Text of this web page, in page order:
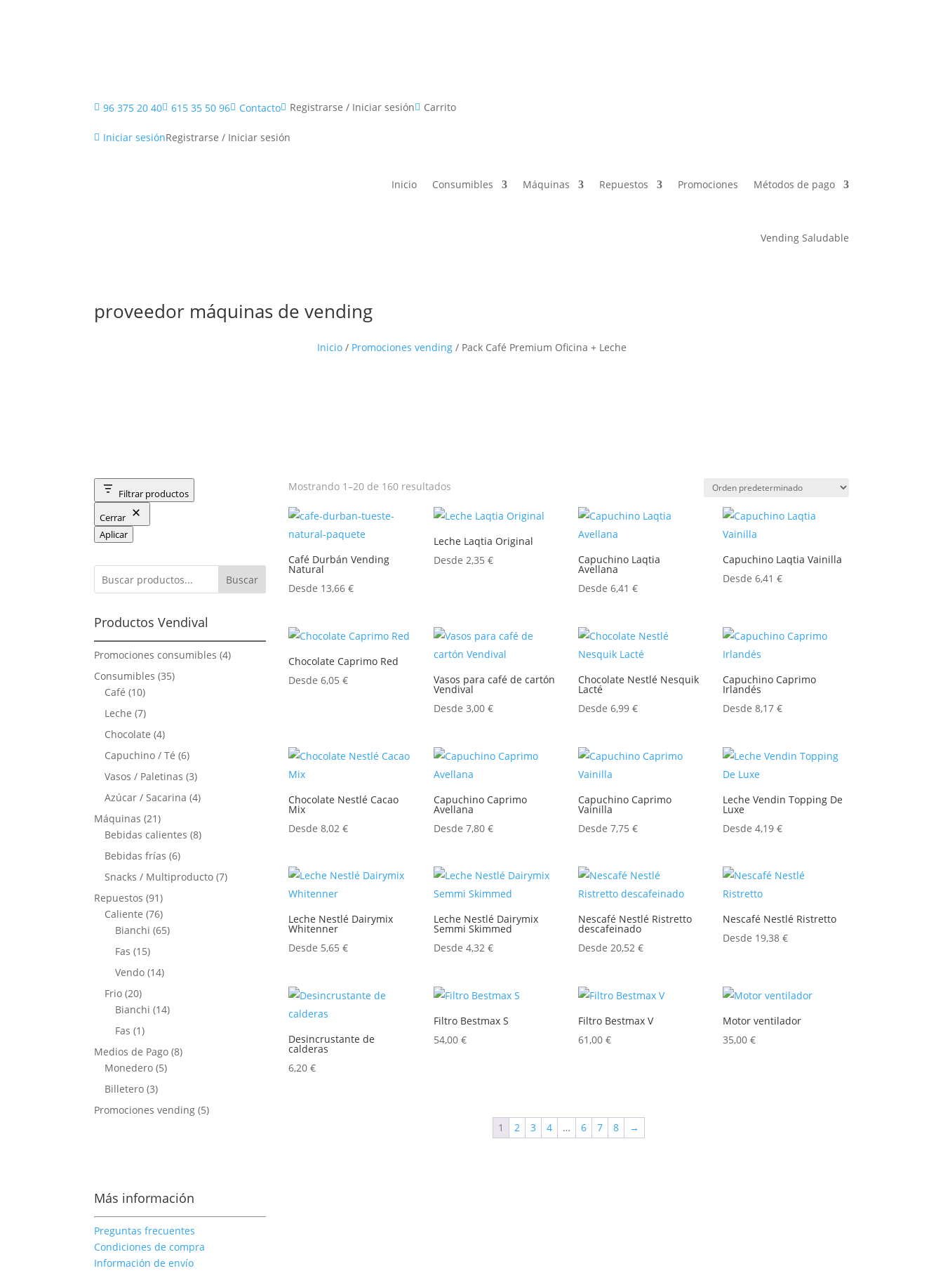
 96 375 20 40 615 35 50 96 Contacto Registrarse / Iniciar sesión  Carrito
 Iniciar sesiónRegistrarse / Iniciar sesión
Inicio Consumibles Máquinas Repuestos Promociones Métodos de pago
Vending Saludable
proveedor máquinas de vending
Inicio/ Promociones vending/ Pack Café Premium Oficina + Leche
Filtrar productos
Cerrar
Aplicar
Buscar
Productos Vendival
Promociones consumibles 44
Consumibles 3535
Café 1010
productos
Leche 77
productos
Chocolate 44
productos
Capuchino / Té 66
productos
Vasos / Paletinas 33
productos
Azúcar / Sacarina 44
Máquinas 2121
productos
Bebidas calientes 88
Bebidas frías 66
productos
Snacks / Multiproducto 77
Repuestos 9191
productos
Caliente 7676
productos
Bianchi 6565
Fas 1515
productos
Vendo 1414
Frio 2020
productos
Bianchi 1414
Fas 11
producto
Medios de Pago 88
Monedero 55
Billetero 33
productos
Promociones vending 55
Más información
Preguntas frecuentes
Condiciones de compra
Información de envío
Mostrando 1–20 de 160 resultados
Café Durbán Vending
Natural
Desde 13,66€
Leche Laqtia Original
Desde 2,35 € Capuchino Laqtia
Avellana
Desde 6,41 €
Capuchino Laqtia Vainilla
Desde6,41€
Chocolate Caprimo Red
Desde6,05€ Vasos para café de cartón
Vendival
Desde 3,00 €
Chocolate Nestlé Nesquik
Lacté
Desde 6,99 €
Capuchino Caprimo
Irlandés
Desde8,17€
Chocolate Nestlé Cacao
Mix
Desde8,02€
Capuchino Caprimo
Avellana
Desde 7,80 €
Capuchino Caprimo
Vainilla
Desde 7,75 €
Leche Vendin Topping De
Luxe
Desde4,19€
Leche Nestlé Dairymix
Whitenner
Desde 5,65€
Leche Nestlé Dairymix
Semmi Skimmed
Desde 4,32 €
Nescafé Nestlé Ristretto
descafeinado
Desde 20,52 €
Nescafé Nestlé Ristretto
Desde 19,38€
Desincrustante de
calderas
6,20€
Filtro Bestmax S
54,00 €
Filtro Bestmax V
61,00 €
Motor ventilador
35,00€
1 2 3 4 … 6 7 8 →